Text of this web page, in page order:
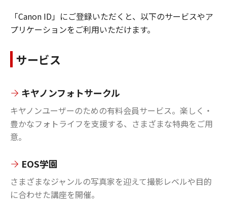
「Canon ID」にご登録いただくと、以下のサービスやア
プリケーションをご利用いただけます。
サービス
キヤノンフォトサークル
キヤノンユーザーのための有料会員サービス。楽しく・
豊かなフォトライフを支援する、さまざまな特典をご用
意。
EOS学園
さまざまなジャンルの写真家を迎えて撮影レベルや目的
に合わせた講座を開催。